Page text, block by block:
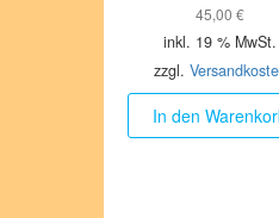
45,00€
inkl. 19 % MwSt.
zzgl.
In den